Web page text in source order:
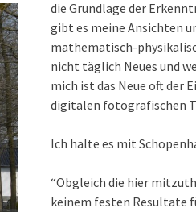
die Grundlage der
gibt es meine Ansichten
mathematisch-
nicht täglich Neues und
mich ist das Neue oft der
digitalen fotografischen
Ich halte es mit
“Obgleich die hier
keinem festen Resultate